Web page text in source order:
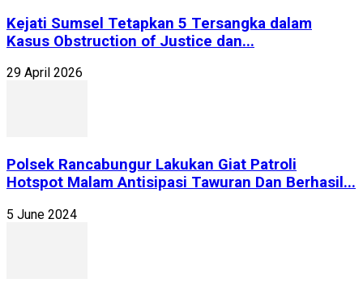
Kejati Sumsel Tetapkan 5 Tersangka dalam
Kasus Obstruction of Justice dan...
29 April 2026
Polsek Rancabungur Lakukan Giat Patroli
Hotspot Malam Antisipasi Tawuran Dan Berhasil...
5 June 2024